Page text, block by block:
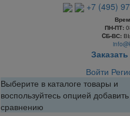
+7 (495)
ПН-ПТ:
CБ-ВС:
Войти
Выберите в каталоге товары и
воспользуйтесь опцией
сравнению